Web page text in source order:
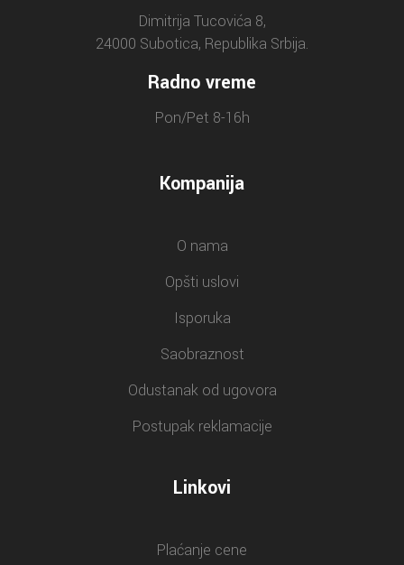
Dimitrija Tucovića 8,
24000 Subotica, Republika Srbija.
Radno vreme
Pon/Pet 8-16h
Kompanija
O nama
Opšti uslovi
Isporuka
Saobraznost
Odustanak od ugovora
Postupak reklamacije
Linkovi
Plaćanje cene